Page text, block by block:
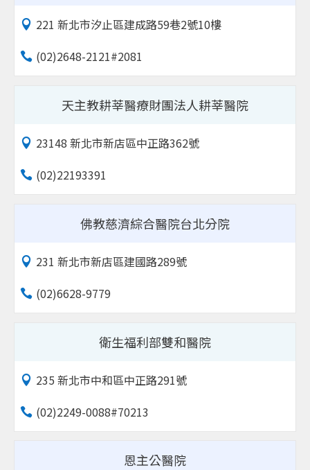
221 新北市汐止區建成路59巷2號10樓
(02)2648-2121#2081
天主教耕莘醫療財團法人耕莘醫院
23148 新北市新店區中正路362號
(02)22193391
佛教慈濟綜合醫院台北分院
231 新北市新店區建國路289號
(02)6628-9779
衛生福利部雙和醫院
235 新北市中和區中正路291號
(02)2249-0088#70213
恩主公醫院